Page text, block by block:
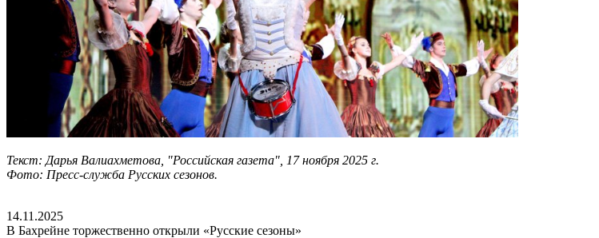
Текст: Дарья Валиахметова, "Российская газета", 17 ноября 2025 г.
Фото: Пресс-служба Русских сезонов.
14.11.2025
В Бахрейне торжественно открыли «Русские сезоны»